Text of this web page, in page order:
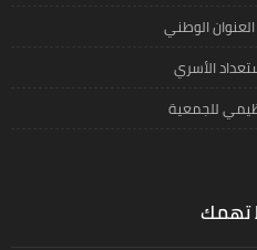
الوطني
الأسري
للجمعية
تهمك